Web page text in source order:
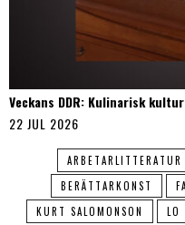
Veckans DDR: Kulinarisk
22 JUL 2026
ARBETARLITTERATUR
BERÄTTARKONST
KURT SALOMONSON
LO